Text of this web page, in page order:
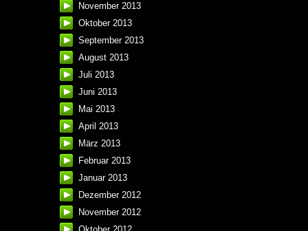
November 2013
Oktober 2013
September 2013
August 2013
Juli 2013
Juni 2013
Mai 2013
April 2013
März 2013
Februar 2013
Januar 2013
Dezember 2012
November 2012